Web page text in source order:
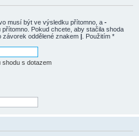
musí být ve výsledku přítomno, a -
Pokud chcete, aby stačila shoda
závorek oddělené znakem | . Použitím *
shodu s dotazem